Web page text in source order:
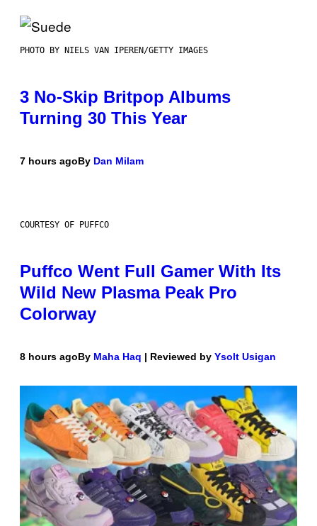
PHOTO BY NIELS VAN IPEREN/GETTY IMAGES
3 No-Skip Britpop Albums
Turning 30 This Year
7 hours agoBy Dan Milam
COURTESY OF PUFFCO
Puffco Went Full Gamer With Its
Wild New Plasma Peak Pro
Colorway
8 hours agoBy Maha Haq | Reviewed by Ysolt Usigan